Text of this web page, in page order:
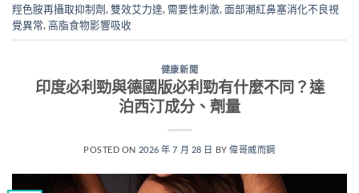
羥色胺再攝取抑制劑, 雙效艾力達, 需要性刺激, 面部潮紅鼻塞消化不良視
覺異常, 高脂食物影響吸收
健康新聞
印度必利勁與德國版必利勁有什麼不同？達
泊西汀成分、劑量
POSTED ON 2026 年 7 月 28 日 BY偉哥威而鋼